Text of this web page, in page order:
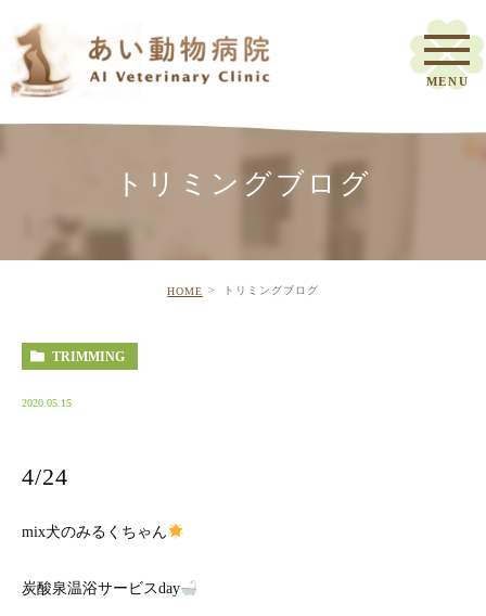
トリミングブログ
HOME トリミングブログ
TRIMMING
2020.05.15
4/24
mix犬のみるくちゃん
炭酸泉温浴サービスday